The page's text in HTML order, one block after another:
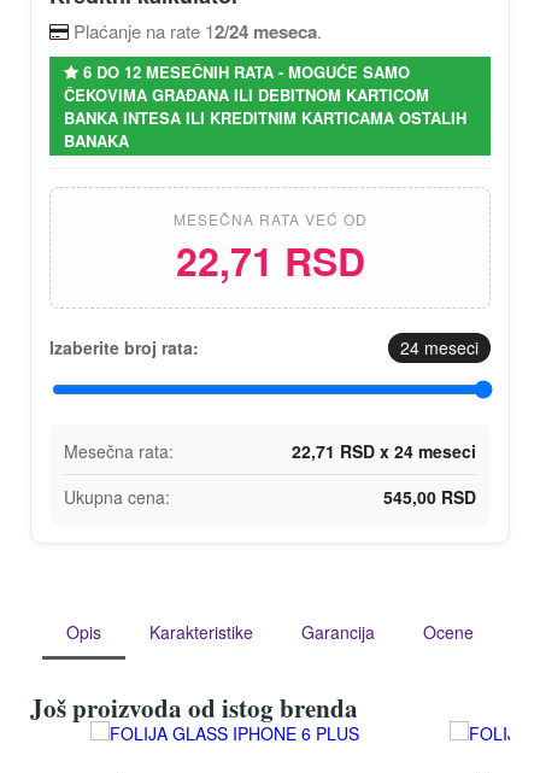
Plaćanje na rate 12/24 meseca.
6 DO 12 MESEČNIH RATA - MOGUĆE SAMO
ČEKOVIMA GRAĐANA ILI DEBITNOM KARTICOM
BANKA INTESA ILI KREDITNIM KARTICAMA OSTALIH
BANAKA
MESEČNA RATA VEĆ OD
22,71 RSD
Izaberite broj rata: 24 meseci
Mesečna rata:
22,71 RSD x 24 meseci
Ukupna cena:
545,00 RSD
Opis Karakteristike Garancija Ocene
Još proizvoda od istog brenda